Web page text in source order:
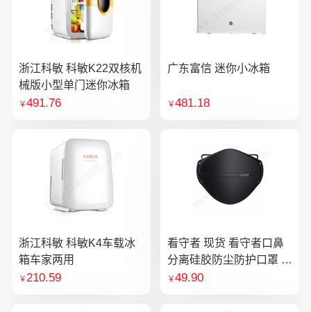
浙江科敏 科敏K22双核机
械版小型单门迷你冰箱
￥491.76
广东富信 迷你小冰箱
￥481.18
浙江科敏 科敏K4车载冰
箱车家两用
￥210.59
看守者 现货 看守者口鼻
分离硅胶防尘防护口罩 1
个口罩含10片滤芯
￥49.90